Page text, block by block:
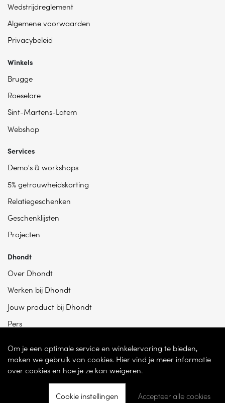
Wedstrijdreglement
Algemene voorwaarden
Privacybeleid
Winkels
Brugge
Roeselare
Sint-Martens-Latem
Webshop
Services
Demo's & workshops
5% getrouwheidskorting
Relatiegeschenken
Geschenklijsten
Projecten
Dhondt
Over Dhondt
Werken bij Dhondt
Jouw product bij Dhondt
Pers
Om je een optimale service en winkelervaring te bieden,
maken we gebruik van cookies. Hier vind je meer informatie
over cookies en hoe je ze kan weigeren.
Cookie instellingen Accepteer alle cookies